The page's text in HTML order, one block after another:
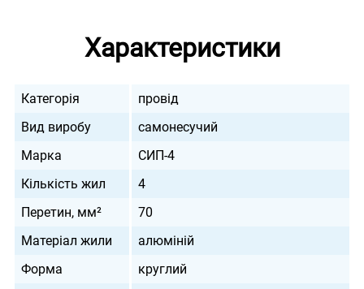
Характеристики
Категорія
провід
Вид виробу
самонесучий
Марка
СИП-4
Кількість жил
4
Перетин, мм²
70
Матеріал жили
алюміній
Форма
круглий